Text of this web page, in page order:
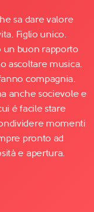
sa dare valore
Figlio unico.
buon rapporto
ascoltare musica.
compagnia.
anche socievole e
é facile stare
momenti
pronto ad
e apertura.